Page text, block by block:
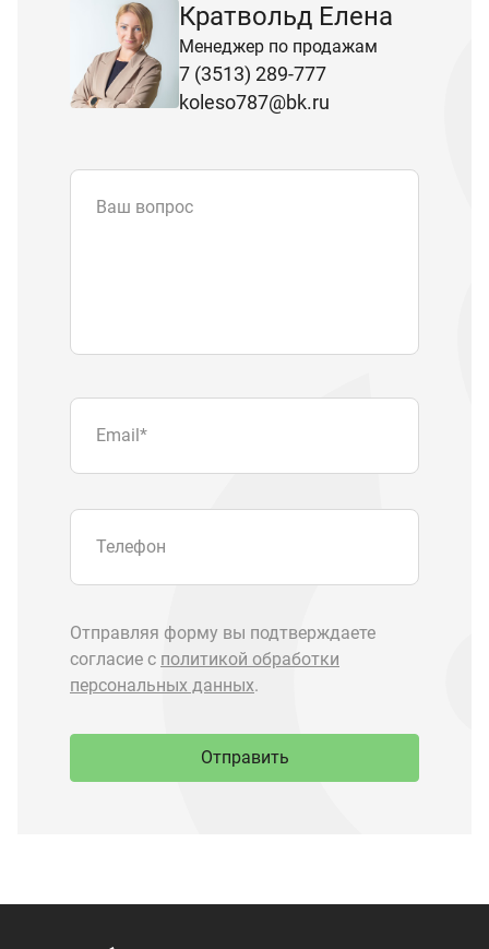
Кратвольд Елена
Менеджер по продажам
7 (3513) 289-777
koleso787@bk.ru
Ваш вопрос
Запчасти Урал
Запчасти Камаз
Спецпредложения